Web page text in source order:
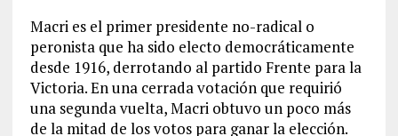
Macri es el primer presidente no-radical o
peronista que ha sido electo democráticamente
desde 1916, derrotando al partido Frente para la
Victoria. En una cerrada votación que requirió
una segunda vuelta, Macri obtuvo un poco más
de la mitad de los votos para ganar la elección.